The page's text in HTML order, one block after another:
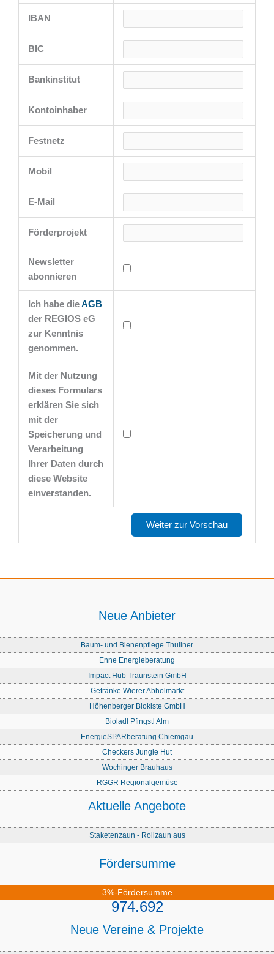
IBAN
BIC
Bankinstitut
Kontoinhaber
Festnetz
Mobil
E-Mail
Förderprojekt
Newsletter
abonnieren
Ich habe dieAGB
der REGIOS eG
zur Kenntnis
genommen.
Mit der Nutzung
dieses Formulars
erklären Sie sich
mit der
Speicherung und
Verarbeitung
Ihrer Daten durch
diese Website
einverstanden.
Neue Anbieter
Baum- und Bienenpflege Thullner
Enne Energieberatung
Impact Hub Traunstein GmbH
Getränke Wierer Abholmarkt
Höhenberger Biokiste GmbH
Bioladl Pfingstl Alm
EnergieSPARberatung Chiemgau
Checkers Jungle Hut
Wochinger Brauhaus
RGGR Regionalgemüse
Aktuelle Angebote
Staketenzaun - Rollzaun aus
Fördersumme
3%-Fördersumme
974.692
Neue Vereine & Projekte